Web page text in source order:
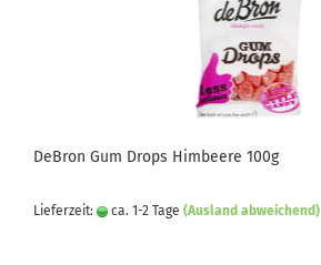
DeBron Gum Drops Himbeere 100g
Lieferzeit: ca. 1-2 Tage (Ausland abweichend)